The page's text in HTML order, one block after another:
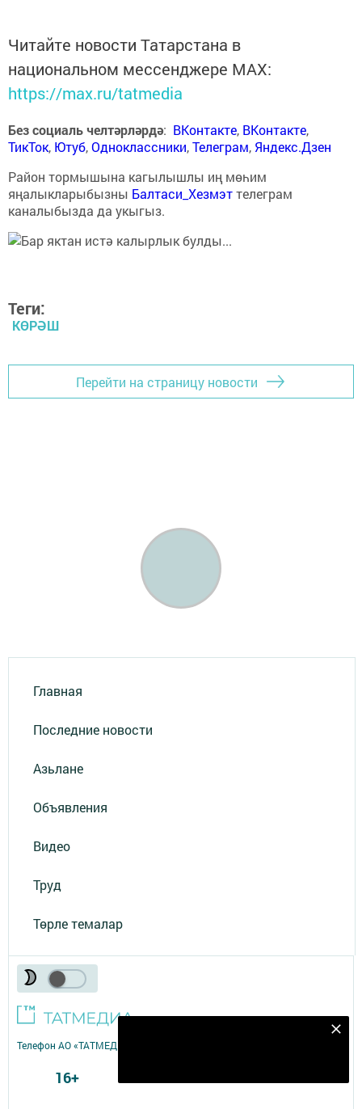
Читайте новости Татарстана в
национальном мессенджере MАХ:
https://max.ru/tatmedia
Без социаль челтәрләрдә: ВКонтакте, ВКонтакте,
ТикТок, Ютуб,Одноклассники,Телеграм, Яндекс.Дзен
Район тормышына кагылышлы иң мөһим
яңалыкларыбызны Балтаси_Хезмэттелеграм
каналыбызда да укыгыз.
Теги:
КӨРӘШ
Перейти на страницу новости
Главная
Последние новости
Азьлане
Объявления
Видео
Труд
Төрле темалар
Телефон АО «ТАТМЕДИА»:
16+